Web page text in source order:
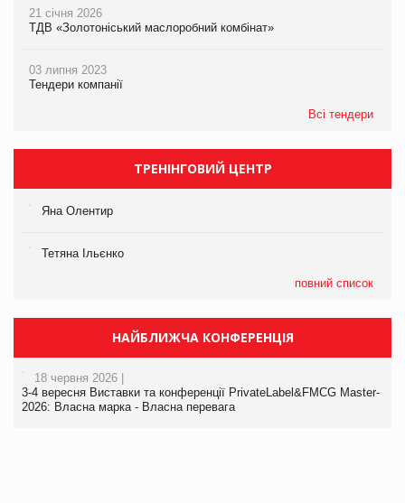
21 січня 2026
ТДВ «Золотоніський маслоробний комбінат»
03 липня 2023
Тендери компанії
Всі тендери
ТРЕНІНГОВИЙ ЦЕНТР
Яна Олентир
Тетяна Ільєнко
повний список
НАЙБЛИЖЧА КОНФЕРЕНЦІЯ
18 червня 2026 |
3-4 вересня Виставки та конференції PrivateLabel&FMCG Master-
2026: Власна марка - Власна перевага